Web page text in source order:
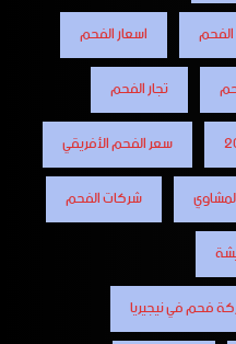
اسعار الفحم
تجار الفحم
سعر الفحم الأفريقي
شركات الفحم
فحم في نيجيريا